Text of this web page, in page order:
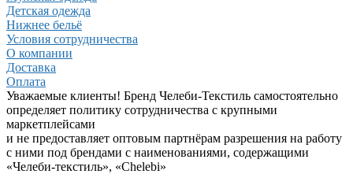
Детская одежда
Нижнее бельё
Условия сотрудничества
О компании
Доставка
Оплата
Уважаемые клиенты! Бренд Челеби-Текстиль самостоятельно
определяет политику сотрудничества с крупными
маркетплейсами
и не предоставляет оптовым партнёрам разрешения на работу
с ними под брендами с наименованиями, содержащими
«Челеби-текстиль», «Chelebi»